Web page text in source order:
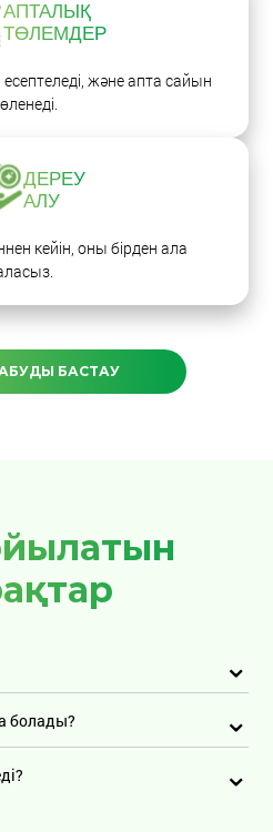
АПТАЛЫҚ
ТӨЛЕМДЕР
және апта сайын
ДЕРЕУ
АЛУ
кейін, оны бірден ала
БАСТАУ
болады?